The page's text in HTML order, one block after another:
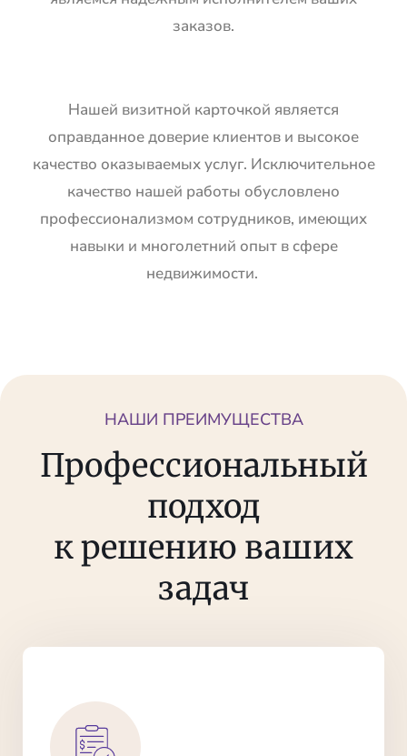
заказов.
Нашей визитной карточкой является
оправданное доверие клиентов и высокое
качество оказываемых услуг. Исключительное
качество нашей работы обусловлено
профессионализмом сотрудников, имеющих
навыки и многолетний опыт в сфере
недвижимости.
НАШИ ПРЕИМУЩЕСТВА
Профессиональный
подход
к решению ваших
задач